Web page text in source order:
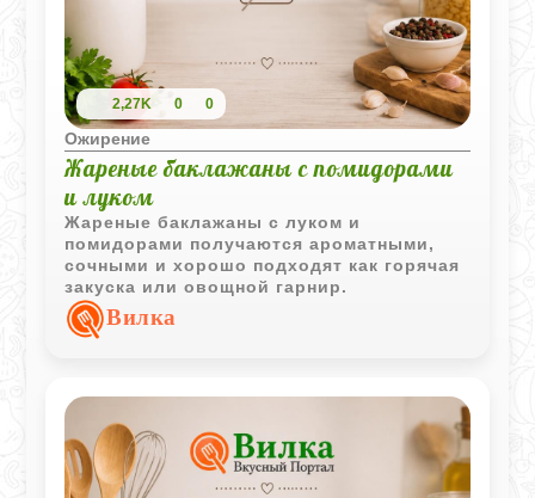
2,27K 0 0
Ожирение
Жареные баклажаны с помидорами
и луком
Жареные баклажаны с луком и
помидорами получаются ароматными,
сочными и хорошо подходят как горячая
закуска или овощной гарнир.
Вилка